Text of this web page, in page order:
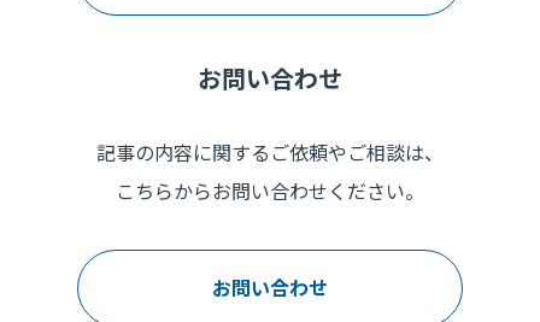
お問い合わせ
記事の内容に関するご依頼やご相談は、
こちらからお問い合わせください。
お問い合わせ